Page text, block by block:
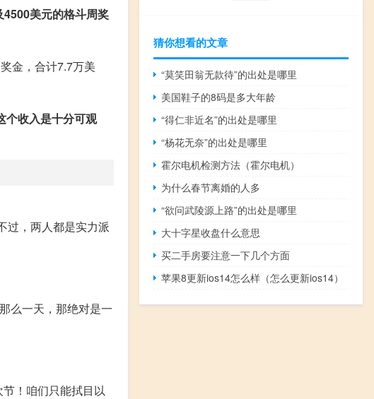
美元的格斗周奖
金，合计7.7万美
个收入是十分可观
过，两人都是实力派
么一天，那绝对是一
！咱们只能拭目以
猜你想看的文章
“莫笑田翁无款待”的出处是哪里
美国鞋子的8码是多大年龄
“得仁非近名”的出处是哪里
“杨花无奈”的出处是哪里
霍尔电机检测方法（霍尔电机）
为什么春节离婚的人多
“欲问武陵源上路”的出处是哪里
大十字星收盘什么意思
买二手房要注意一下几个方面
苹果8更新ios14怎么样（怎么更新ios14）